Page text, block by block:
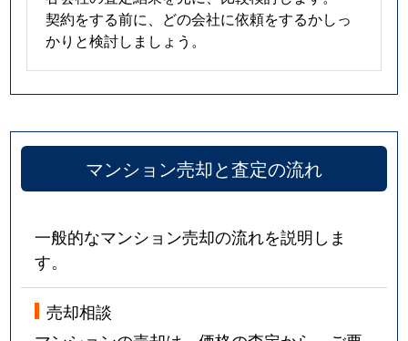
契約をする前に、どの会社に依頼をするかしっ
かりと検討しましょう。
マンション売却と査定の流れ
一般的なマンション売却の流れを説明しま
す。
売却相談